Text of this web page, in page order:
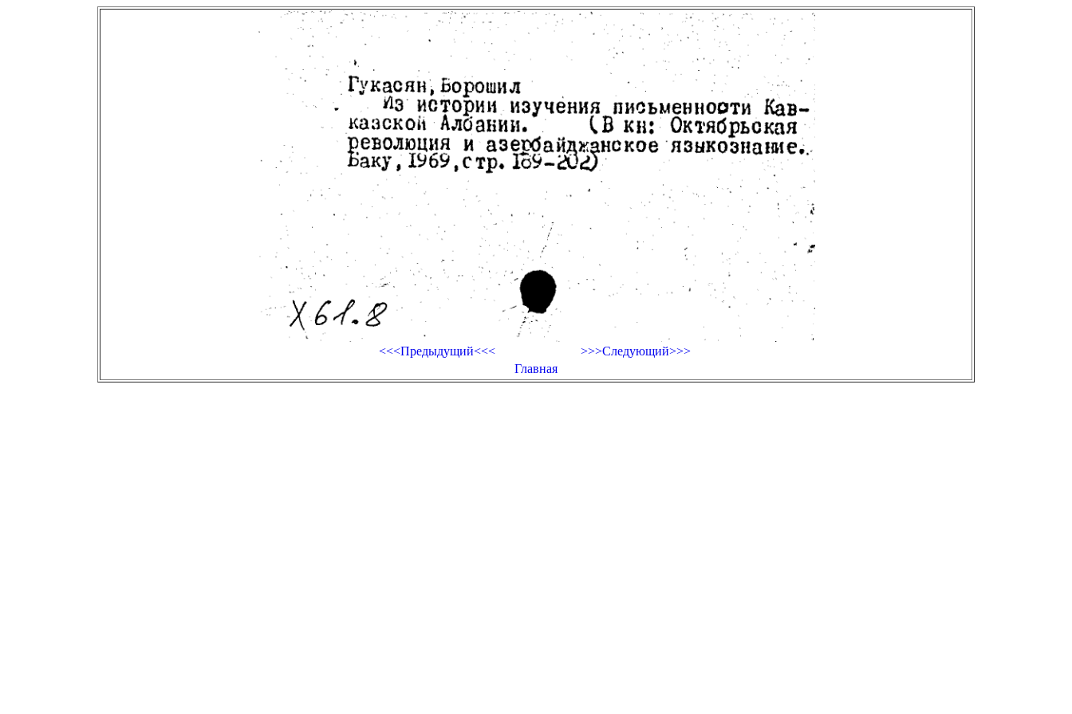
<<<Предыдущий<<<
>>>Следующий>>>
Главная